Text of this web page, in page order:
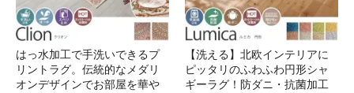
はっ水加工で手洗いできるプ
リントラグ。伝統的なメダリ
オンデザインでお部屋を華や
【洗える】北欧インテリアに
ピッタリのふわふわ円形シャ
ギーラグ！防ダニ・抗菌加工